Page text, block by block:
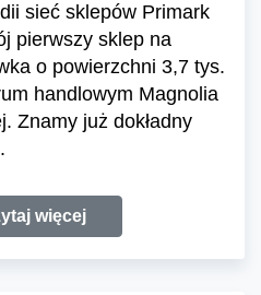
sieć sklepów Primark
pierwszy sklep na
o powierzchni 3,7 tys.
handlowym Magnolia
Znamy już dokładny
więcej